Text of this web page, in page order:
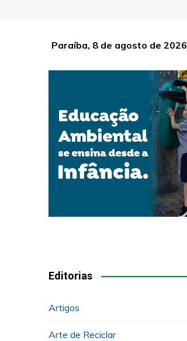
Paraíba, 8 de agosto de 2026
Editorias
Artigos
Arte de Reciclar